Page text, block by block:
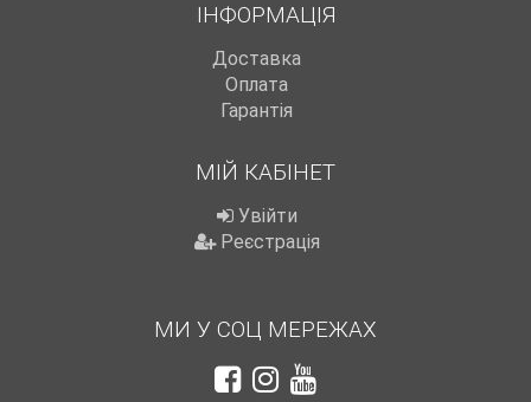
ІНФОРМАЦІЯ
Доставка
Оплата
Гарантія
МІЙ КАБІНЕТ
Увійти
Реєстрація
МИ У СОЦ МЕРЕЖАХ